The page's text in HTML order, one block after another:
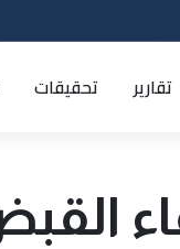
تقارير تحقيقات